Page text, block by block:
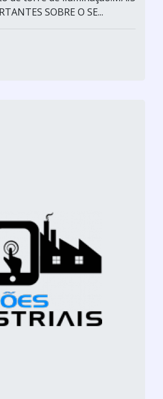
SOBRE O SE...